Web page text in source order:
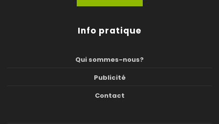
Info pratique
Qui sommes-nous?
Publicité
Contact